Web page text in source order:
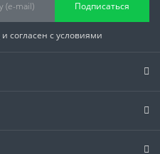
Подписаться
и согласен с условиями